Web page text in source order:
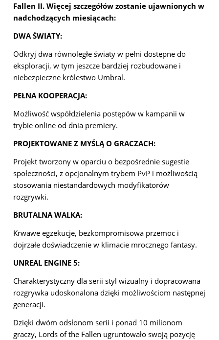
Fallen II. Więcej szczegółów zostanie ujawnionych w
nadchodzących miesiącach:
DWA ŚWIATY:
Odkryj dwa równoległe światy w pełni dostępne do
eksploracji, w tym jeszcze bardziej rozbudowane i
niebezpieczne królestwo Umbral.
PEŁNA KOOPERACJA:
Możliwość współdzielenia postępów w kampanii w
trybie online od dnia premiery.
PROJEKTOWANE Z MYŚLĄ O GRACZACH:
Projekt tworzony w oparciu o bezpośrednie sugestie
społeczności, z opcjonalnym trybem PvP i możliwością
stosowania niestandardowych modyfikatorów
rozgrywki.
BRUTALNA WALKA:
Krwawe egzekucje, bezkompromisowa przemoc i
dojrzałe doświadczenie w klimacie mrocznego fantasy.
UNREAL ENGINE 5:
Charakterystyczny dla serii styl wizualny i dopracowana
rozgrywka udoskonalona dzięki możliwościom następnej
generacji.
Dzięki dwóm odsłonom serii i ponad 10 milionom
graczy, Lords of the Fallen ugruntowało swoją pozycję